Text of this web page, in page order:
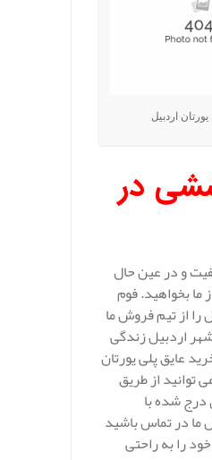
اردبیل
در
و در عین حال
ما بخواهید. فوم
از تیم فروش ما
اردبیل زندگی
عایق پلی یورتان
توانید از طریق
شده با
در تماس باشید
را به راحتی